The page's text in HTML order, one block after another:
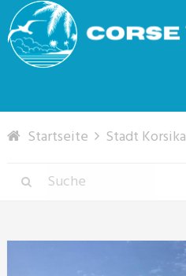
Startseite Stadt Korsika